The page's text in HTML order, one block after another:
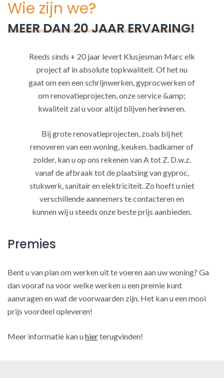
Wie zijn we?
MEER DAN 20 JAAR ERVARING!
Reeds sinds + 20 jaar levert Klusjesman Marc elk
project af in absolute topkwaliteit. Of het nu
gaat om een een schrijnwerken, gyprocwerken of
om renovatieprojecten, onze service &amp;
kwaliteit zal u voor altijd blijven herinneren.
Bij grote renovatieprojecten, zoals bij het
renoveren van een woning, keuken, badkamer of
zolder, kan u op ons rekenen van A tot Z. D.w.z.
vanaf de afbraak tot de plaatsing van gyproc,
stukwerk, sanitair en elektriciteit. Zo hoeft u niet
verschillende aannemers te contacteren en
kunnen wij u steeds onze beste prijs aanbieden.
Premies
Bent u van plan om werken uit te voeren aan uw woning? Ga
dan vooraf na voor welke werken u een premie kunt
aanvragen en wat de voorwaarden zijn. Het kan u een mooi
prijs voordeel opleveren!
Meer informatie kan uhierterugvinden!